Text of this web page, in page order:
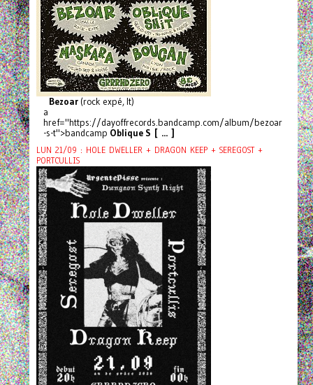
Bezoar(rock expé, It)
a
href="https://dayoffrecords.bandcamp.com/album/bezoar
-s-t">bandcamp Oblique S [ ... ]
LUN 21/09 : HOLE DWELLER + DRAGON KEEP + SEREGOST +
PORTCULLIS